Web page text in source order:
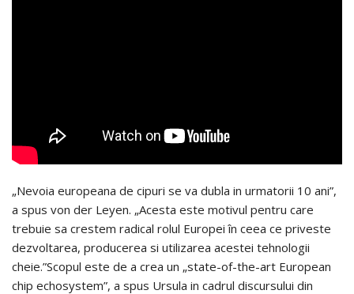
„Nevoia europeana de cipuri se va dubla in urmatorii 10 ani”,
a spus von der Leyen. „Acesta este motivul pentru care
trebuie sa crestem radical rolul Europei în ceea ce priveste
dezvoltarea, producerea si utilizarea acestei tehnologii
cheie.”Scopul este de a crea un „state-of-the-art European
chip echosystem”, a spus Ursula in cadrul discursului din